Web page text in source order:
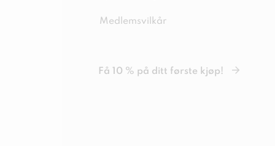
Medlemsvilkår
Få 10 % på ditt første kjøp!